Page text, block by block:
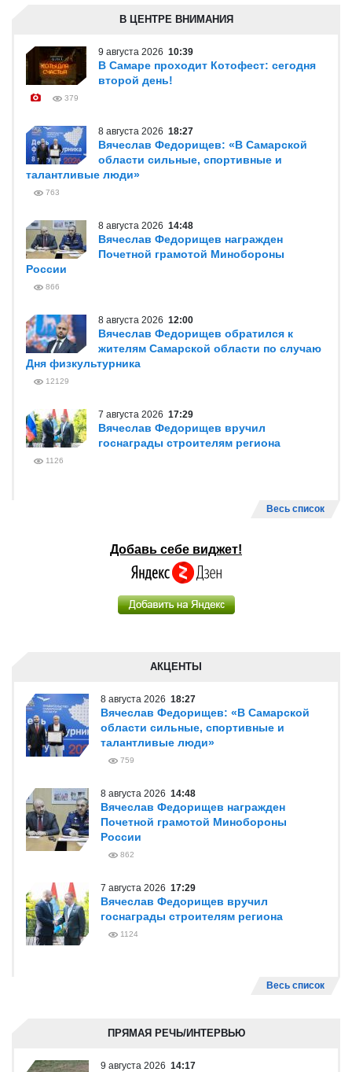
В ЦЕНТРЕ ВНИМАНИЯ
9 августа 2026 10:39
В Самаре проходит Котофест: сегодня
второй день!
379
8 августа 2026 18:27
Вячеслав Федорищев: «В Самарской
области сильные, спортивные и
талантливые люди»
763
8 августа 2026 14:48
Вячеслав Федорищев награжден
Почетной грамотой Минобороны
России
866
8 августа 2026 12:00
Вячеслав Федорищев обратился к
жителям Самарской области по случаю
Дня физкультурника
12129
7 августа 2026 17:29
Вячеслав Федорищев вручил
госнаграды строителям региона
1126
Весь список
Добавь себе виджет!
АКЦЕНТЫ
8 августа 2026 18:27
Вячеслав Федорищев: «В Самарской
области сильные, спортивные и
талантливые люди»
759
8 августа 2026 14:48
Вячеслав Федорищев награжден
Почетной грамотой Минобороны
России
862
7 августа 2026 17:29
Вячеслав Федорищев вручил
госнаграды строителям региона
1124
Весь список
ПРЯМАЯ РЕЧЬ/ИНТЕРВЬЮ
9 августа 2026 14:17